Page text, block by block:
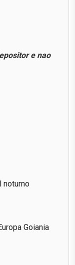
e nao
noturno
Goiania